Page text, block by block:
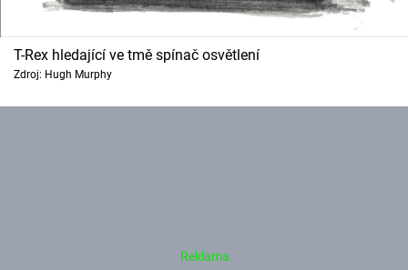
T-Rex hledající ve tmě spínač osvětlení
Zdroj: Hugh Murphy